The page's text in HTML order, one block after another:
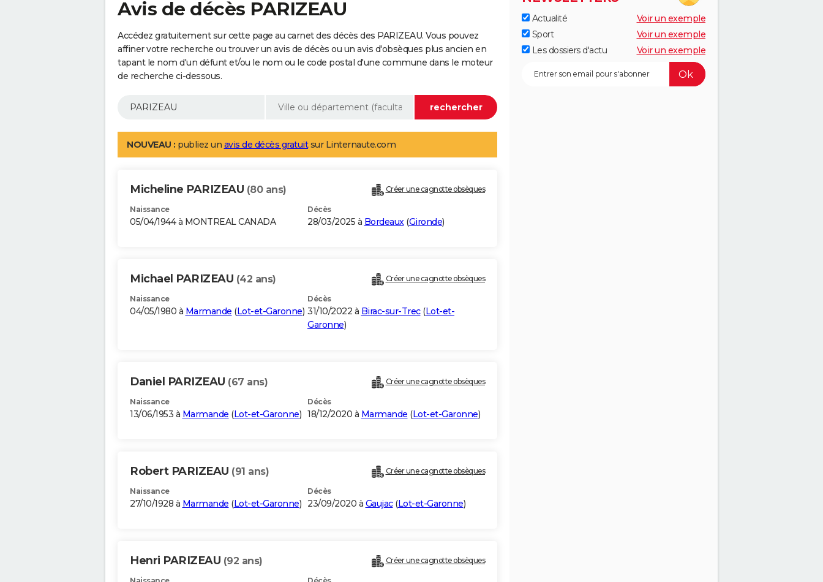
Avis de décès PARIZEAU
Accédez gratuitement sur cette page au carnet des décès des PARIZEAU. Vous pouvez
affiner votre recherche ou trouver un avis de décès ou un avis d'obsèques plus ancien en
tapant le nom d'un défunt et/ou le nom ou le code postal d'une commune dans le moteur
de recherche ci-dessous.
NOUVEAU : publiez un avis de décès gratuitsur Linternaute.com
Micheline PARIZEAU (80 ans) Créer une cagnotte obsèques
Naissance
05/04/1944 à MONTREAL CANADA
Décès
28/03/2025 à Bordeaux(Gironde)
Michael PARIZEAU (42 ans) Créer une cagnotte obsèques
Naissance
04/05/1980 à Marmande (Lot-et-Garonne)
Décès
31/10/2022 à Birac-sur-Trec(Lot-et-
Garonne)
Daniel PARIZEAU (67 ans) Créer une cagnotte obsèques
Naissance
13/06/1953 à Marmande (Lot-et-Garonne)
Décès
18/12/2020 à Marmande (Lot-et-Garonne)
Robert PARIZEAU (91 ans) Créer une cagnotte obsèques
Naissance
27/10/1928 à Marmande (Lot-et-Garonne)
Décès
23/09/2020 à Gaujac(Lot-et-Garonne)
Henri PARIZEAU (92 ans) Créer une cagnotte obsèques
Actualité
Voir un exemple
Sport
Voir un exemple
Les dossiers d'actu
Voir un exemple